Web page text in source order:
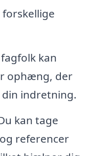
kan
ophæng, der
din indretning.
kan tage
referencer